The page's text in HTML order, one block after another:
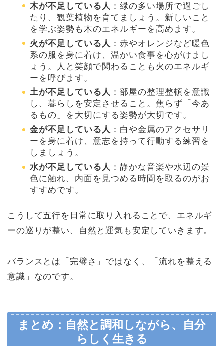
木が不足している人 ：緑の多い場所で過ごし
たり、観葉植物を育てましょう。新しいこと
を学ぶ姿勢も木のエネルギーを高めます。
火が不足している人 ：赤やオレンジなど暖色
系の服を身に着け、温かい食事を心がけまし
ょう。人と笑顔で関わることも火のエネルギ
ーを呼びます。
土が不足している人 ：部屋の整理整頓を意識
し、暮らしを安定させること。焦らず「今あ
るもの」を大切にする姿勢が大切です。
金が不足している人 ：白や金属のアクセサリ
ーを身に着け、意志を持って行動する練習を
しましょう。
水が不足している人 ：静かな音楽や水辺の景
色に触れ、内面を見つめる時間を取るのがお
すすめです。
こうして五行を日常に取り入れることで、エネルギ
ーの巡りが整い、自然と運気も安定していきます。
バランスとは「完璧さ」ではなく、「流れを整える
意識」なのです。
まとめ：自然と調和しながら、自分
らしく生きる